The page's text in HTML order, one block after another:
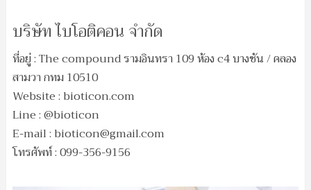
บริษัท ไบโอติคอน จำกัด
ที่อยู่ : The compound รามอินทรา 109 ห้อง c4 บางชัน / คลอง
สามวา กทม 10510
Website : bioticon.com
Line : @bioticon
E-mail : bioticon@gmail.com
โทรศัพท์ : 099-356-9156